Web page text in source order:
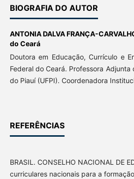
BIOGRAFIA DO AUTOR
ANTONIA DALVA FRANÇA-
do Ceará
Doutora em Educação, Currículo e
Federal do Ceará. Professora
do Piauí (UFPI). Coordenadora
REFERÊNCIAS
BRASIL. CONSELHO NACIONAL DE
curriculares nacionais para a